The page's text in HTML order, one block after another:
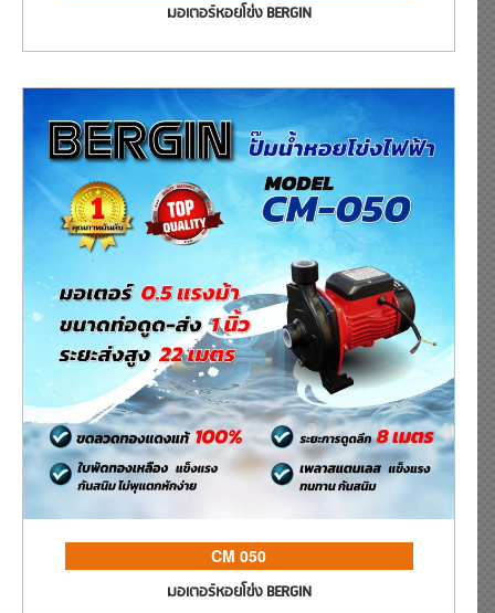
มอเตอร์หอยโข่ง BERGIN
CM 050
มอเตอร์หอยโข่ง BERGIN